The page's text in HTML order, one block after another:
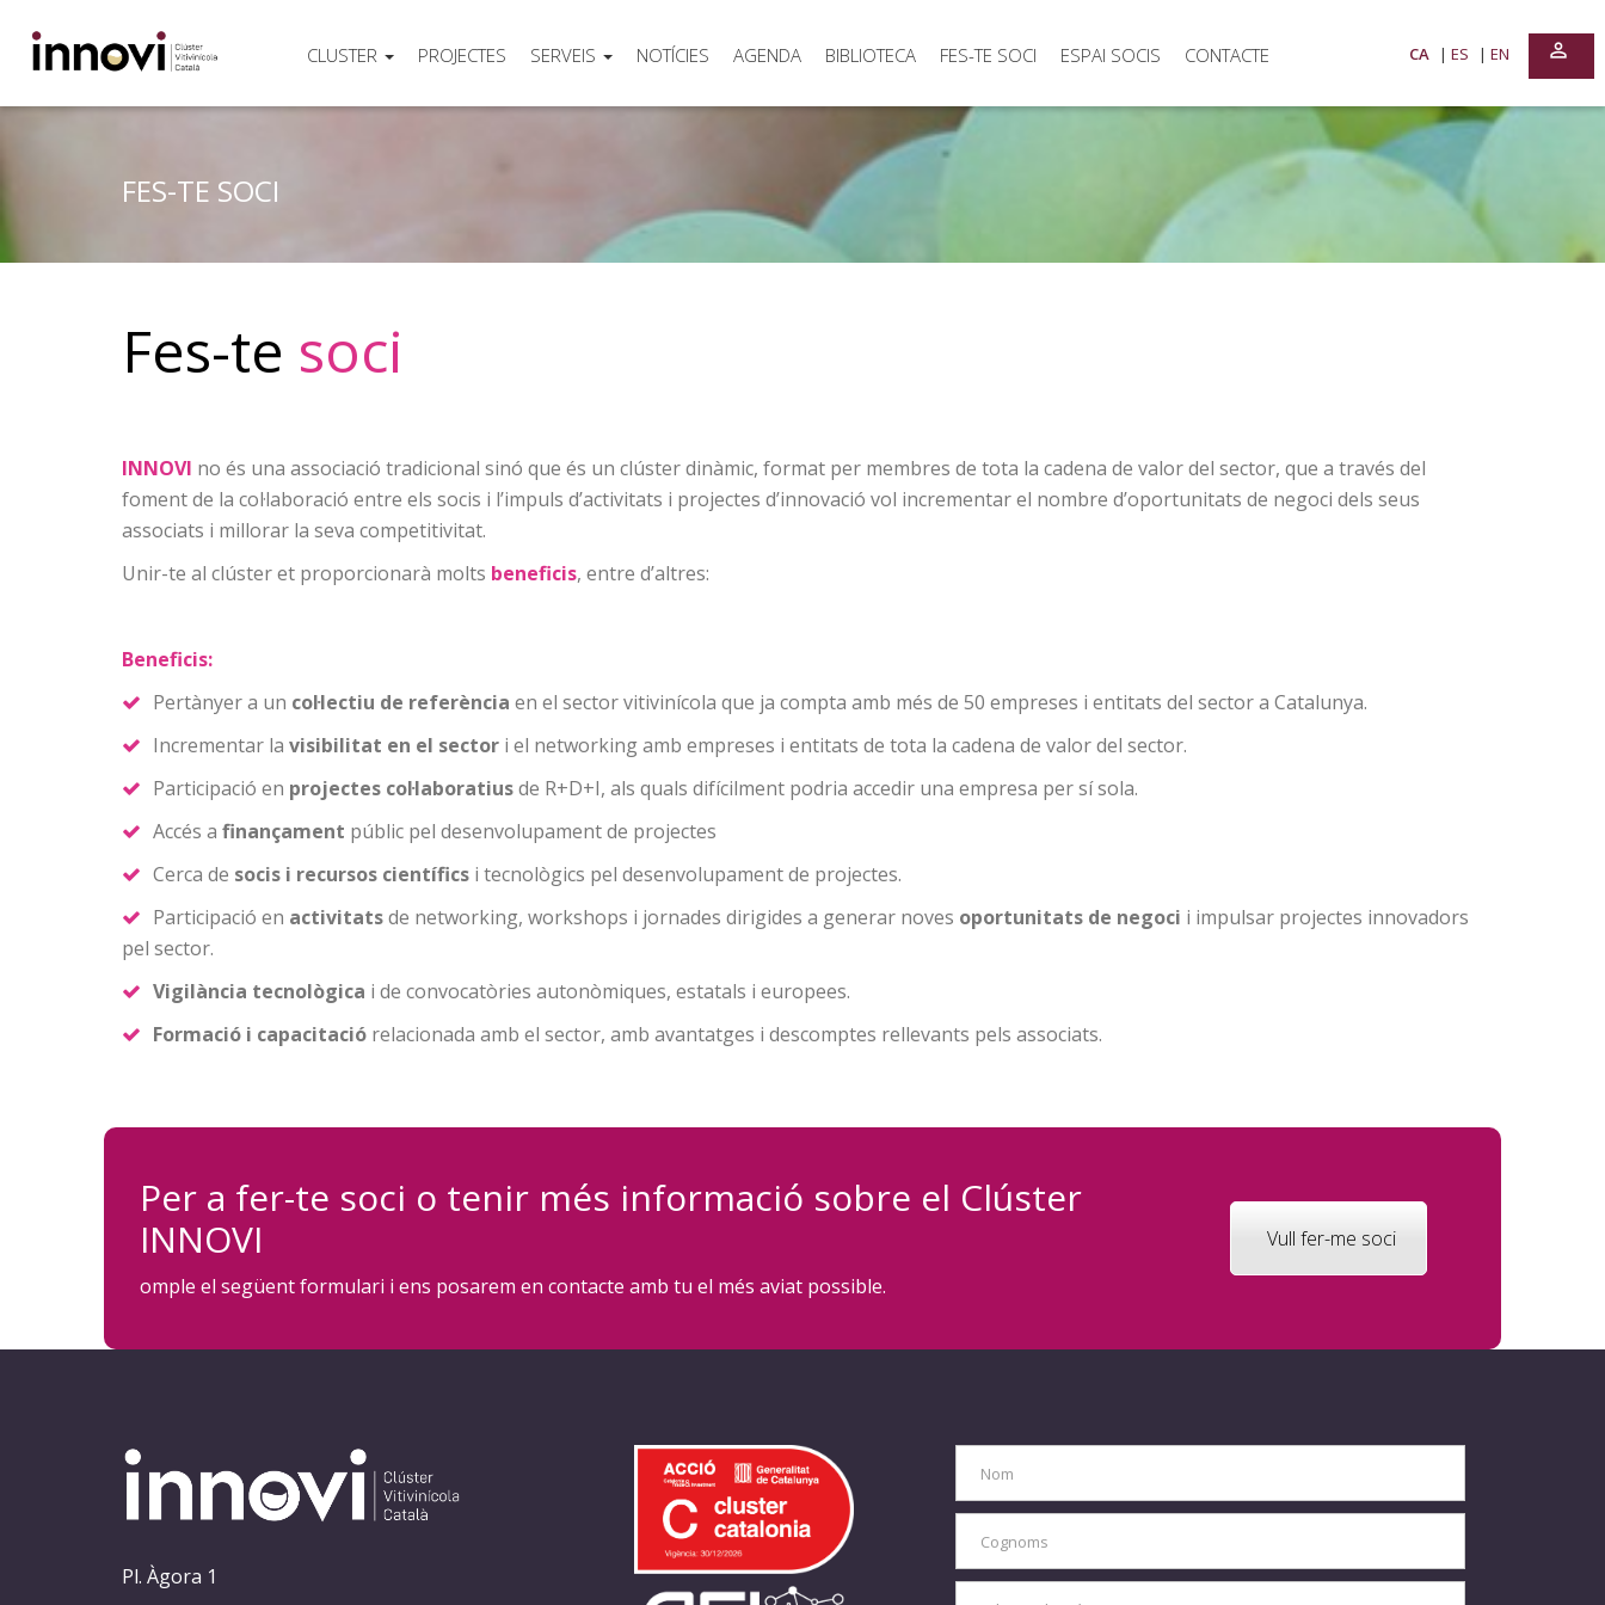
CLUSTER PROJECTES SERVEIS NOTÍCIES AGENDA BIBLIOTECA FES-TE SOCI ESPAI SOCIS CONTACTE CA ES EN perm_identity
FES-TE SOCI
Fes-te soci
INNOVI no és una associació tradicional sinó que és un clúster dinàmic, format per membres de tota la cadena de valor del sector, que a través del
foment de la col·laboració entre els socis i l’impuls d’activitats i projectes d’innovació vol incrementar el nombre d’oportunitats de negoci dels seus
associats i millorar la seva competitivitat.
Unir-te al clúster et proporcionarà molts beneficis, entre d’altres:
Beneficis:
Pertànyer a un col·lectiu de referència en el sector vitivinícola que ja compta amb més de 50 empreses i entitats del sector a Catalunya.
Incrementar la visibilitat en el sector i el networking amb empreses i entitats de tota la cadena de valor del sector.
Participació en projectes col·laboratiusde R+D+I, als quals difícilment podria accedir una empresa per sí sola.
Accés a finançament públic pel desenvolupament de projectes
Cerca de socis i recursos científics i tecnològics pel desenvolupament de projectes.
Participació en activitatsde networking, workshops i jornades dirigides a generar noves oportunitats de negoci i impulsar projectes innovadors
pel sector.
Vigilància tecnològica i de convocatòries autonòmiques, estatals i europees.
Formació i capacitació relacionada amb el sector, amb avantatges i descomptes rellevants pels associats.
Per a fer-te soci o tenir més informació sobre el Clúster
INNOVI
omple el següent formulari i ens posarem en contacte amb tu el més aviat possible.
Vull fer-me soci
Pl. Àgora 1